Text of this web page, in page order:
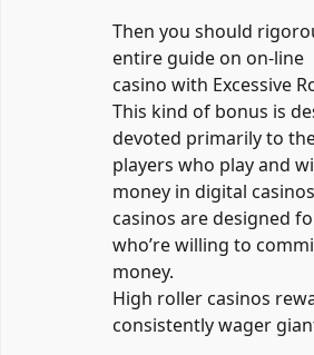
Then you should
entire guide on on-line
casino with Excessive
This kind of bonus is
devoted primarily to
players who play and
money in digital
casinos are designed
who’re willing to
money.
High roller casinos
consistently wager